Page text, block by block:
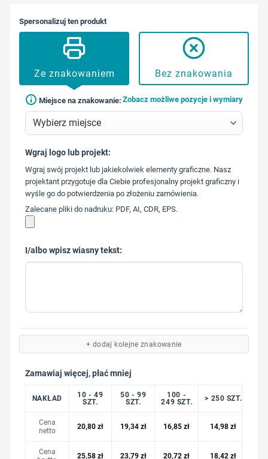
Spersonalizuj ten produkt
Ze znakowaniem Bez znakowania
Miejsce na znakowanie: Zobacz możliwe pozycje i wymiary
573 568
217
Wgraj logo lub projekt:
Wgraj swój projekt lub jakiekolwiek elementy graficzne. Nasz
projektant przygotuje dla Ciebie profesjonalny projekt graficzny i
wyśle go do potwierdzenia po złożeniu zamówienia.
Zalecane pliki do nadruku: PDF, AI, CDR, EPS.
I/albo wpisz wiasny tekst:
+ dodaj kolejne znakowanie
Zamawiaj więcej, płać mniej
NAKŁAD
10 - 49
SZT.
50 - 99
SZT.
100 -
249 SZT.
> 250 SZT.
Cena
netto
20,80 zł 19,34 zł 16,85zł 14,98zł
Cena
25,58 zł 23,79 zł 20,72zł 18,42zł